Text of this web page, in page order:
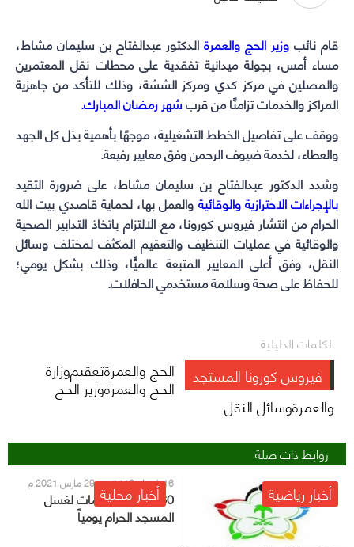
قام نائب وزير الحج والعمرة الدكتور عبدالفتاح بن سليمان مشاط،
مساء أمس، بجولة ميدانية تفقدية على محطات نقل المعتمرين
والمصلين في مركز كدي ومركز الششة، وذلك للتأكد من جاهزية
المراكز والخدمات تزامنًا من قربشهر رمضان المبارك.
ووقف على تفاصيل الخطط التشغيلية، موجهًا بأهمية بذل كل الجهد
والعطاء، لخدمة ضيوف الرحمن وفق معايير رفيعة.
وشدد الدكتور عبدالفتاح بن سليمان مشاط، على ضرورة التقيد
بالإجراءات الاحترازية والوقائية والعمل بها، لحماية قاصدي بيت الله
الحرام من انتشار فيروس كورونا، مع الالتزام باتخاذ التدابير الصحية
والوقائية في عمليات التنظيف والتعقيم المكثف لمختلف وسائل
النقل، وفق أعلى المعايير المتبعة عالميًّا، وذلك بشكل يومي؛
للحفاظ على صحة وسلامة مستخدمي الحافلات.
(Opens
in
new
window)
(Opens
in
new
window)
(Opens
in
new
window)
(Opens
in
new
window)
الكلمات الدليلية
الحج والعمرةتعقيم فيروس كورونا المستجد وزارة
الحج والعمرةوزير الحج
والعمرةوسائل النقل
روابط ذات صلة
أخبار رياضية أخبار محلية16 شعبان 1442 هـ - 29 مارس 2021 م
60 ألف لتر معقمات لغسل
المسجد الحرام يومياً